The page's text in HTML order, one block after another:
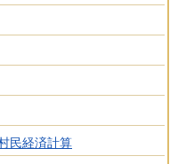
民経済計算